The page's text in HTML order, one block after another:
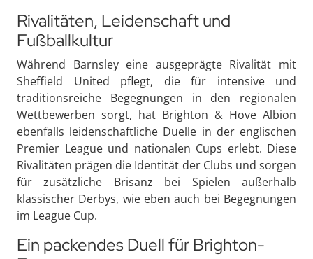
Rivalitäten, Leidenschaft und
Fußballkultur
Während Barnsley eine ausgeprägte Rivalität mit
Sheffield United pflegt, die für intensive und
traditionsreiche Begegnungen in den regionalen
Wettbewerben sorgt, hat Brighton & Hove Albion
ebenfalls leidenschaftliche Duelle in der englischen
Premier League und nationalen Cups erlebt. Diese
Rivalitäten prägen die Identität der Clubs und sorgen
für zusätzliche Brisanz bei Spielen außerhalb
klassischer Derbys, wie eben auch bei Begegnungen
im League Cup.
Ein packendes Duell für Brighton-